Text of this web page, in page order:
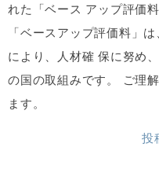
れた「ベース アップ評価
「ベースアップ評価料」
により、人材確 保に努め
の国の取組みです。 ご理
ます。
投